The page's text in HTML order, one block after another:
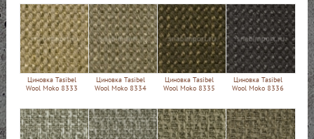
Циновка Tasibel
Wool Moko 8333
Циновка Tasibel
Wool Moko 8334
Циновка Tasibel
Wool Moko 8335
Циновка Tasibel
Wool Moko 8336